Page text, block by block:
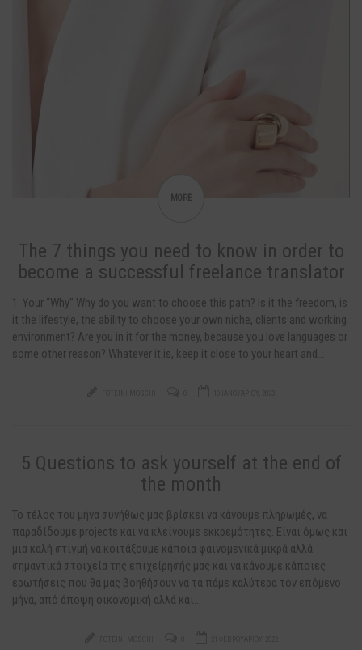
MORE
The 7 things you need to know in order to
become a successful freelance translator
1. Your “Why” Why do you want to choose this path? Is it the freedom, is
it the lifestyle, the ability to choose your own niche, clients and working
environment? Are you in it for the money, because you love languages or
some other reason? Whatever it is, keep it close to your heart and…
5 Questions to ask yourself at the end of
the month
Το τέλος του μήνα συνήθως μας βρίσκει να κάνουμε πληρωμές, να
παραδίδουμε projects και να κλείνουμε εκκρεμότητες. Είναι όμως και
μια καλή στιγμή να κοιτάξουμε κάποια φαινομενικά μικρά αλλά
σημαντικά στοιχεία της επιχείρησής μας και να κάνουμε κάποιες
ερωτήσεις που θα μας βοηθήσουν να τα πάμε καλύτερα τον επόμενο
μήνα, από άποψη οικονομική αλλά και…